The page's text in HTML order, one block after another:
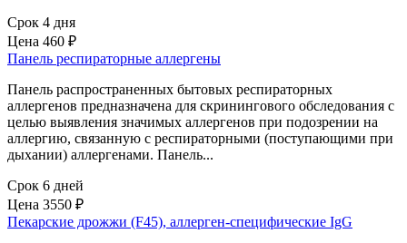
Срок 4 дня
Цена 460 ₽
Панель респираторные аллергены
Панель распространенных бытовых респираторных
аллергенов предназначена для скринингового обследования с
целью выявления значимых аллергенов при подозрении на
аллергию, связанную с респираторными (поступающими при
дыхании) аллергенами. Панель...
Срок 6 дней
Цена 3550 ₽
Пекарские дрожжи (F45), аллерген-специфические IgG